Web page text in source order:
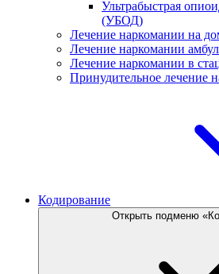
Ультрабыстрая
(УБОД)
Лечение наркомании на
Лечение наркомании
Лечение наркомании в
Принудительное лечение
Кодирование
Открыть подменю